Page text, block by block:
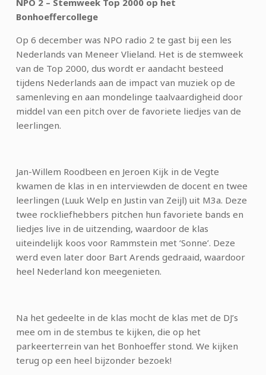
NPO 2 – Stemweek Top 2000 op het
Bonhoeffercollege
Op 6 december was NPO radio 2 te gast bij een les
Nederlands van Meneer Vlieland. Het is de stemweek
van de Top 2000, dus wordt er aandacht besteed
tijdens Nederlands aan de impact van muziek op de
samenleving en aan mondelinge taalvaardigheid door
middel van een pitch over de favoriete liedjes van de
leerlingen.
Jan-Willem Roodbeen en Jeroen Kijk in de Vegte
kwamen de klas in en interviewden de docent en twee
leerlingen (Luuk Welp en Justin van Zeijl) uit M3a. Deze
twee rockliefhebbers pitchen hun favoriete bands en
liedjes live in de uitzending, waardoor de klas
uiteindelijk koos voor Rammstein met ‘Sonne’. Deze
werd even later door Bart Arends gedraaid, waardoor
heel Nederland kon meegenieten.
Na het gedeelte in de klas mocht de klas met de DJ’s
mee om in de stembus te kijken, die op het
parkeerterrein van het Bonhoeffer stond. We kijken
terug op een heel bijzonder bezoek!